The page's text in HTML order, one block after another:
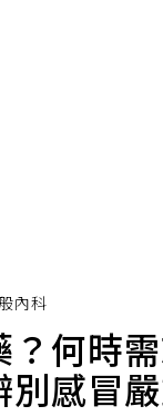
內科
何時
別感冒